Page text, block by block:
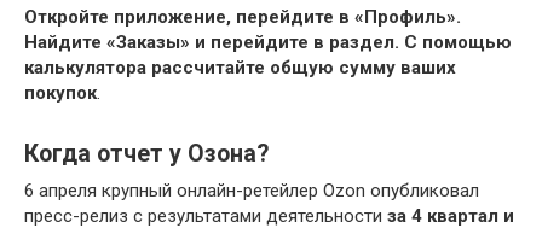
Откройте приложение, перейдите в «Профиль».
Найдите «Заказы» и перейдите в раздел. С помощью
калькулятора рассчитайте общую сумму ваших
покупок.
Когда отчет у Озона?
6 апреля крупный онлайн-ретейлер Ozon опубликовал
пресс-релиз с результатами деятельности за 4 квартал и